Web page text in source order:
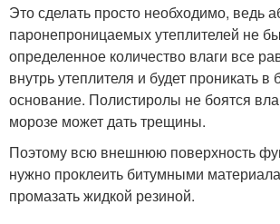
Это сделать просто необходимо, ведь
паронепроницаемых утеплителей не
определенное количество влаги все
внутрь утеплителя и будет проникать в
основание. Полистиролы не боятся
морозе может дать трещины.
Поэтому всю внешнюю поверхность
нужно проклеить битумными
промазать жидкой резиной.